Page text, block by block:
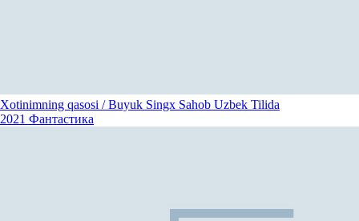
Xotinimning qasosi / Buyuk Singx Sahob Uzbek Tilida
2021 Фантастика